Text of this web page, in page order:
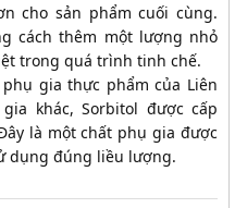
cho sản phẩm cuối cùng.
cách thêm một lượng nhỏ
trong quá trình tinh chế.
gia thực phẩm của Liên
khác, Sorbitol được cấp
là một chất phụ gia được
dụng đúng liều lượng.